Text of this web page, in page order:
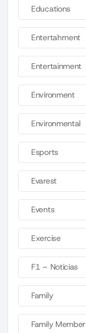
Educations
Entertahrnent
Entertainment
Environment
Environmental
Esports
Evarest
Events
Exercise
F1 – Noticias
Family
Family Member